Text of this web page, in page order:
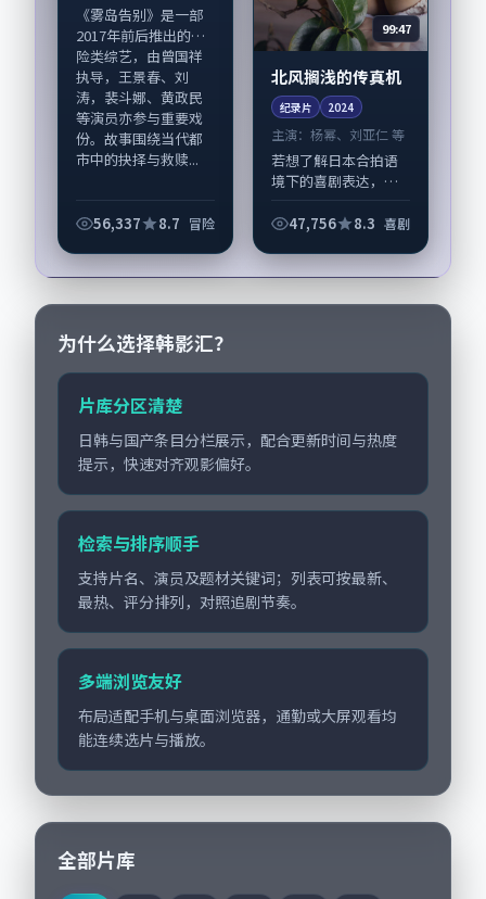
《雾岛告别》是一部
2017年前后推出的冒
险类综艺，由曾国祥
执导，王景春、刘
涛，裴斗娜、黄政民
等演员亦参与重要戏
份。故事围绕当代都
市中的抉择与救赎...
56,337 8.7 冒险
99:47
北风搁浅的传真机
纪录片 2024
主演：杨幂、刘亚仁 等
若想了解日本合拍语
境下的喜剧表达，
机》值得关注：剧情
细节的咬合，杨幂、
刘亚仁与配角群戏并
重。影片2024年面
47,756 8.3 喜剧
为什么选择韩影汇？
片库分区清楚
日韩与国产条目分栏展示，配合更新时间与热度
提示，快速对齐观影偏好。
检索与排序顺手
支持片名、演员及题材关键词；列表可按最新、
最热、评分排列，对照追剧节奏。
多端浏览友好
布局适配手机与桌面浏览器，通勤或大屏观看均
能连续选片与播放。
全部片库